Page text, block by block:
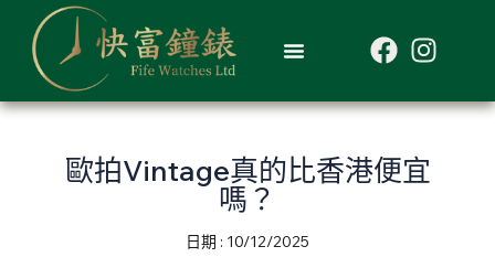
歐拍Vintage真的比香港便宜
嗎？
日期 : 10/12/2025